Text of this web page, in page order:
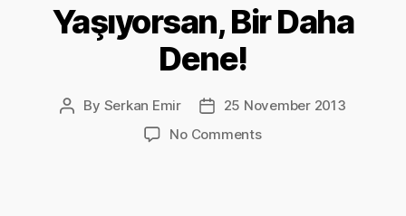
Yaşıyorsan, Bir Daha
Dene!
Post
By Serkan Emir
Post25 November 2013
No Commentson